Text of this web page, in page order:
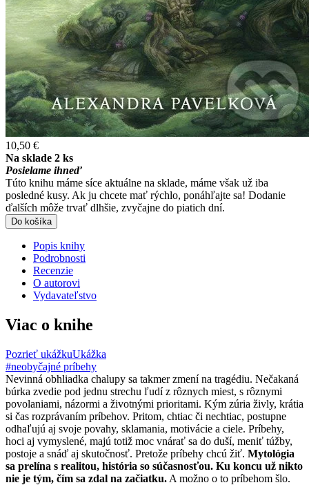
10,50 €
Na sklade 2 ks
Posielame ihneď
Túto knihu máme síce aktuálne na sklade, máme však už iba
posledné kusy. Ak ju chcete mať rýchlo, ponáhľajte sa! Dodanie
ďalších môže trvať dlhšie, zvyčajne do piatich dní.
Do košíka
Popis knihy
Podrobnosti
Recenzie
O autorovi
Vydavateľstvo
Viac o knihe
Pozrieť ukážkuUkážka
#neobyčajné príbehy
Nevinná obhliadka chalupy sa takmer zmení na tragédiu. Nečakaná
búrka zvedie pod jednu strechu ľudí z rôznych miest, s rôznymi
povolaniami, názormi a životnými prioritami. Kým zúria živly, krátia
si čas rozprávaním príbehov. Pritom, chtiac či nechtiac, postupne
odhaľujú aj svoje povahy, sklamania, motivácie a ciele. Príbehy,
hoci aj vymyslené, majú totiž moc vnárať sa do duší, meniť túžby,
postoje a snáď aj skutočnosť. Pretože príbehy chcú žiť. Mytológia
sa prelína s realitou, história so súčasnosťou. Ku koncu už nikto
nie je tým, čím sa zdal na začiatku. A možno o to príbehom šlo.